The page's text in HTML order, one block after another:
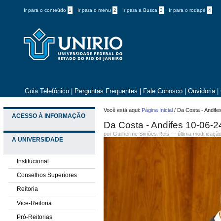
Ir para o conteúdo 1 Ir para o menu 2 Ir para a Busca 3 Ir para o rodapé 4
Guia Telefônico Perguntas Frequentes Fale Conosco Ouvidoria
ACESSO À INFORMAÇÃO
A UNIVERSIDADE
Institucional
Conselhos Superiores
Reitoria
Vice-Reitoria
Pró-Reitorias
Você está aqui: Página Inicial / Da Costa -
Da Costa - Andifes 10-06-
porGuilherme Simões Reis —última